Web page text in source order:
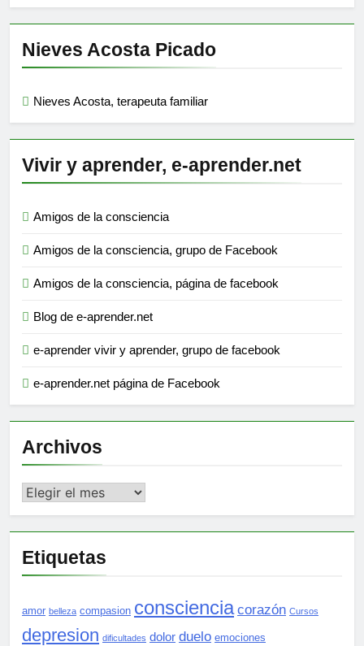
Nieves Acosta Picado
Nieves Acosta, terapeuta familiar
Vivir y aprender, e-aprender.net
Amigos de la consciencia
Amigos de la consciencia, grupo de Facebook
Amigos de la consciencia, página de facebook
Blog de e-aprender.net
e-aprender vivir y aprender, grupo de facebook
e-aprender.net página de Facebook
Archivos
Archivos
Etiquetas
amor belleza compasion consciencia corazón Cursos
depresion dificultades dolor duelo emociones